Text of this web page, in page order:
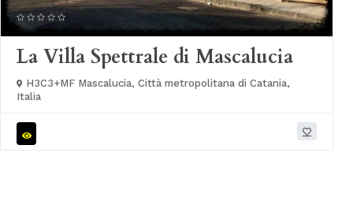
La Villa Spettrale di Mascalucia
H3C3+MF Mascalucia, Città metropolitana di Catania,
Italia